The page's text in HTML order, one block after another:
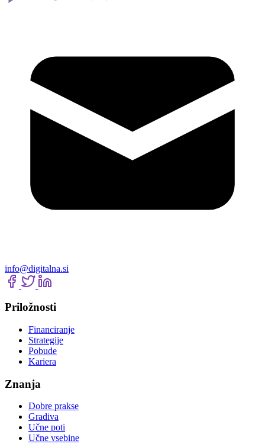
info@digitalna.si
Priložnosti
Financiranje
Strategije
Pobude
Kariera
Znanja
Dobre prakse
Gradiva
Učne poti
Učne vsebine